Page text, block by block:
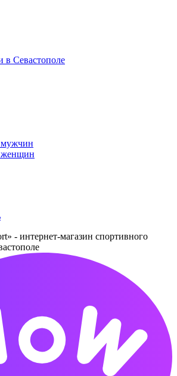
в Севастополе
- интернет-магазин спортивного